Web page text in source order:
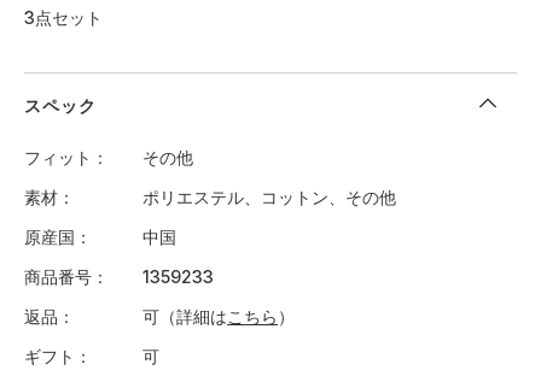
3点セット
スペック
フィット
その他
素材
ポリエステル、コットン、その他
原産国
中国
商品番号
1359233
返品
可（詳細はこちら ）
ギフト
可